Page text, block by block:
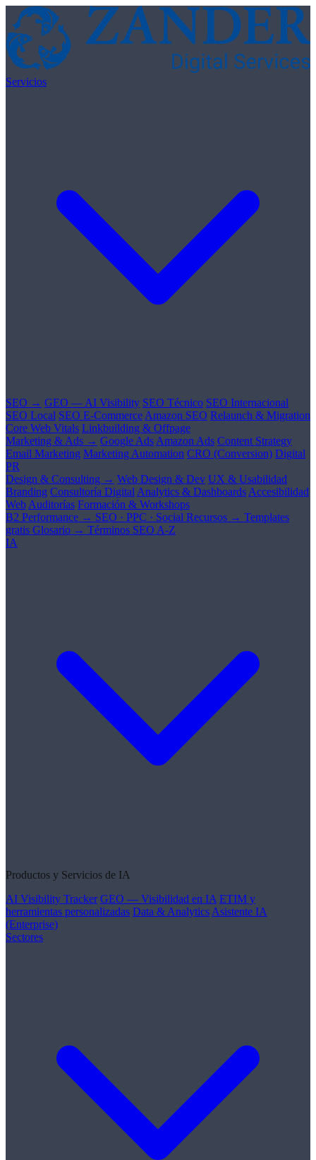
Skip to content
Servicios
SEO → GEO — AI Visibility SEO Técnico SEO Internacional
SEO Local SEO E-Commerce Amazon SEO Relaunch & Migration
Core Web Vitals Linkbuilding & Offpage
Marketing & Ads → Google Ads Amazon Ads Content Strategy
Email Marketing Marketing Automation CRO (Conversion) Digital
PR
Design & Consulting → Web Design & Dev UX & Usabilidad
Branding Consultoría Digital Analytics & Dashboards Accesibilidad
Web Auditorías Formación & Workshops
B2 Performance → SEO · PPC · Social Recursos → Templates
gratis Glosario → Términos SEO A-Z
IA
Productos y Servicios de IA
AI Visibility Tracker GEO — Visibilidad en IA ETIM y
herramientas personalizadas Data & Analytics Asistente IA
(Enterprise)
Sectores